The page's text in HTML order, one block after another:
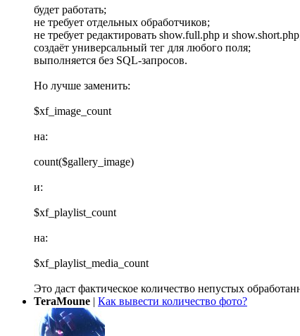
будет работать;
не требует отдельных обработчиков;
не требует редактировать show.full.php и
создаёт универсальный тег для любого поля;
выполняется без SQL-запросов.
Но лучше заменить:
$xf_image_count
на:
count($gallery_image)
и:
$xf_playlist_count
на:
$xf_playlist_media_count
Это даст фактическое количество непустых
TeraMoune | Как вывести количество фото?